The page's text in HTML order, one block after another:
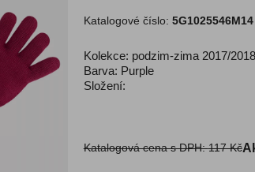
Katalogové číslo: 5G1025546M14
Kolekce: podzim-zima 2017/2018
Barva: Purple
Složení:
Katalogová cena s DPH:117 Kč